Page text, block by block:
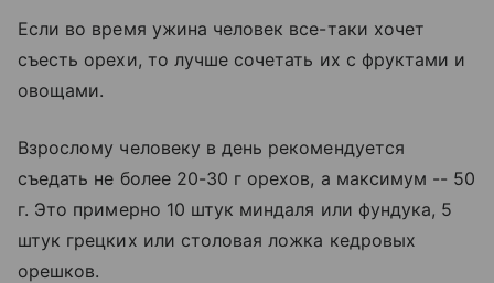
Если во время ужина человек все-таки хочет
съесть орехи, то лучше сочетать их с фруктами и
овощами.
Взрослому человеку в день рекомендуется
съедать не более 20-30 г орехов, а максимум -- 50
г. Это примерно 10 штук миндаля или фундука, 5
штук грецких или столовая ложка кедровых
орешков.